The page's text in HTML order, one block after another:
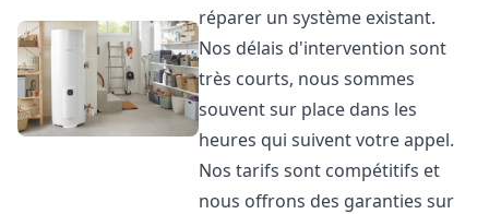
réparer un système existant.
Nos délais d'intervention sont
très courts, nous sommes
souvent sur place dans les
heures qui suivent votre appel.
Nos tarifs sont compétitifs et
nous offrons des garanties sur